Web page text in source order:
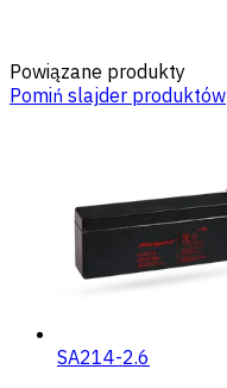
Powiązane produkty
Pomiń slajder produktów
SA214-2.6